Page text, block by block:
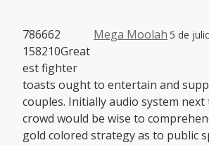
Mega Moolah 5 de
786662
158210Great
est fighter
toasts ought to entertain and
couples. Initially audio system
crowd would be wise to
gold colored strategy as to public